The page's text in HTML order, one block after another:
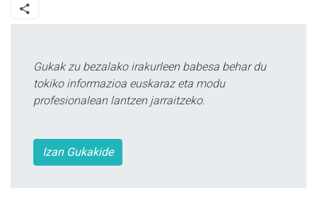
Gukak zu bezalako irakurleen babesa behar du
tokiko informazioa euskaraz eta modu
profesionalean lantzen jarraitzeko.
Izan Gukakide